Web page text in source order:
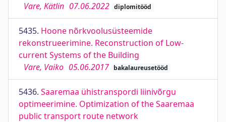
Vare, Kätlin 07.06.2022 diplomitööd
5435. Hoone nõrkvoolusüsteemide
rekonstrueerimine. Reconstruction of Low-
current Systems of the Building
Vare, Vaiko 05.06.2017 bakalaureusetööd
5436. Saaremaa ühistranspordi liinivõrgu
optimeerimine. Optimization of the Saaremaa
public transport route network